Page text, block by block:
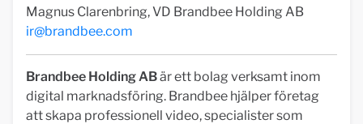
Magnus Clarenbring, VD Brandbee Holding AB
ir@brandbee.com
Brandbee Holding ABär ett bolag verksamt inom
digital marknadsföring. Brandbee hjälper företag
att skapa professionell video, specialister som